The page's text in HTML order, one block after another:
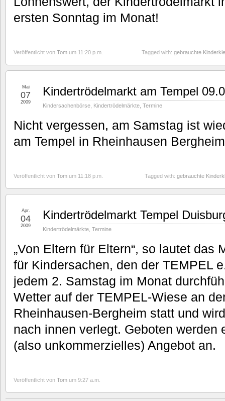
ersten Sonntag im Monat!
Veröffentlicht von Tom um 11:20 p.m. Tagged with: gebrauchte
Kindertrödelmarkt am Tempel
Kindersachenbörse Kindertrödelmärkte Termine
Mai
07
2009
Nicht vergessen, am Samstag ist
am Tempel in Rheinhausen
Veröffentlicht von Tom um 11:18 p.m. Tagged with: gebrauchte
Kindertrödelmarkt Tempel
Kindertrödelmärkte Termine
Apr.
04
2009
„Von Eltern für Eltern“, so lautet das
für Kindersachen, den der TEMPEL
jedem 2. Samstag im Monat
Wetter auf der TEMPEL-Wiese an
Rheinhausen-Bergheim statt und
nach innen verlegt. Geboten werden
(also unkommerzielles) Angebot an.
Veröffentlicht von Tom um 9:27 a.m.